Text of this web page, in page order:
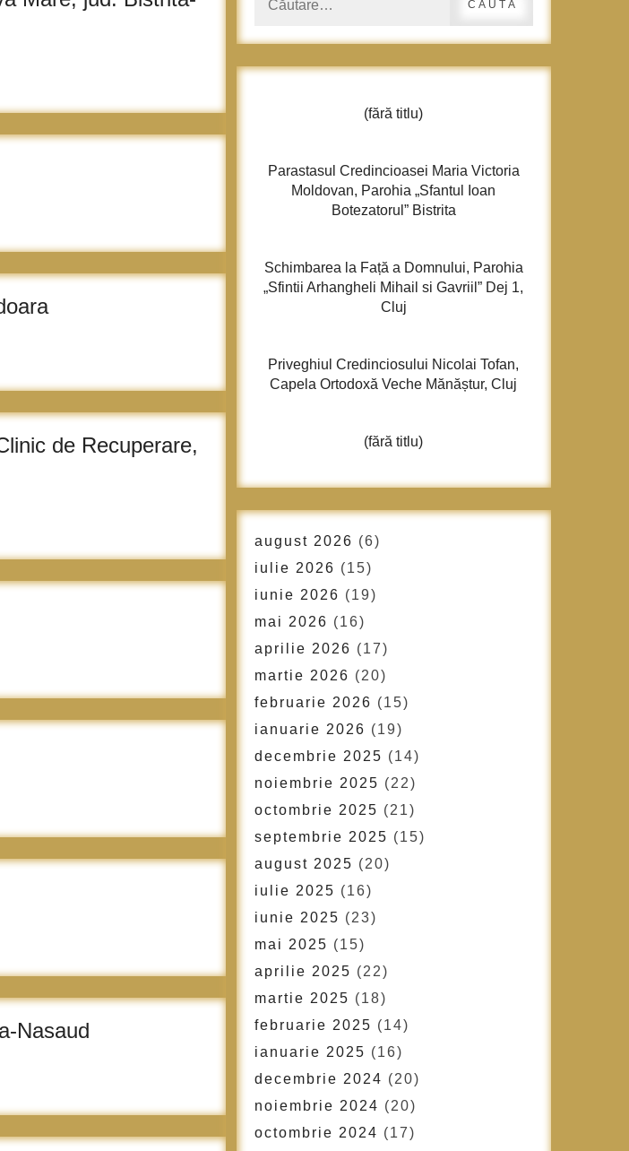
de Recuperare,
Nasaud
după:
(fără titlu)
Parastasul Credincioasei Maria Victoria
Moldovan, Parohia „Sfantul Ioan
Botezatorul” Bistrita
Schimbarea la Față a Domnului, Parohia
„Sfintii Arhangheli Mihail si Gavriil” Dej 1,
Cluj
Priveghiul Credinciosului Nicolai Tofan,
Capela Ortodoxă Veche Mănăștur, Cluj
(fără titlu)
august 2026 (6)
iulie 2026 (15)
iunie 2026 (19)
mai 2026 (16)
aprilie 2026 (17)
martie 2026 (20)
februarie 2026 (15)
ianuarie 2026 (19)
decembrie 2025 (14)
noiembrie 2025 (22)
octombrie 2025 (21)
septembrie 2025 (15)
august 2025 (20)
iulie 2025 (16)
iunie 2025 (23)
mai 2025 (15)
aprilie 2025 (22)
martie 2025 (18)
februarie 2025 (14)
ianuarie 2025 (16)
decembrie 2024 (20)
noiembrie 2024 (20)
octombrie 2024 (17)